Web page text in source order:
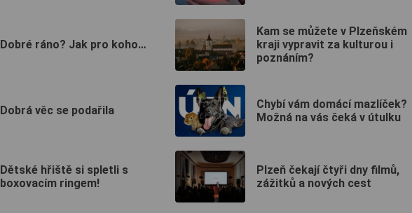
Dobré ráno? Jak pro koho…
Dobrá věc se podařila
Dětské hřiště si spletli s
boxovacím ringem!
Kam se můžete v Plzeňském
kraji vypravit za kulturou i
poznáním?
Chybí vám domácí mazlíček?
Možná na vás čeká v útulku
Plzeň čekají čtyři dny filmů,
zážitků a nových cest